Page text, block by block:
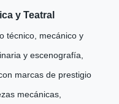
y Teatral
técnico, mecánico y
y escenografía,
marcas de prestigio
mecánicas,